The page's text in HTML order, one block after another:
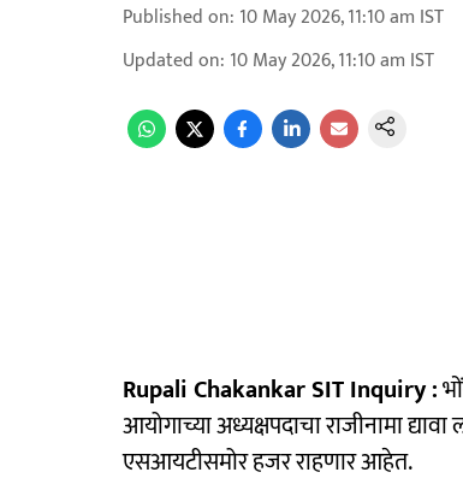
Published on: 10 May 2026, 11:10 am IST
Updated on: 10 May 2026, 11:10 am IST
Rupali Chakankar SIT Inquiry :
आयोगाच्या अध्यक्षपदाचा राजीनामा
एसआयटीसमोर हजर राहणार आहेत.